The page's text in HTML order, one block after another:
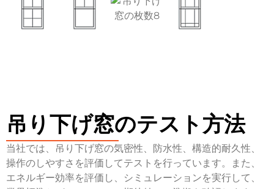
吊り下げ窓のテスト方法
当社では、吊り下げ窓の気密性、防水性、構造的耐久性、
操作のしやすさを評価してテストを行っています。また、
エネルギー効率を評価し、シミュレーションを実行して、